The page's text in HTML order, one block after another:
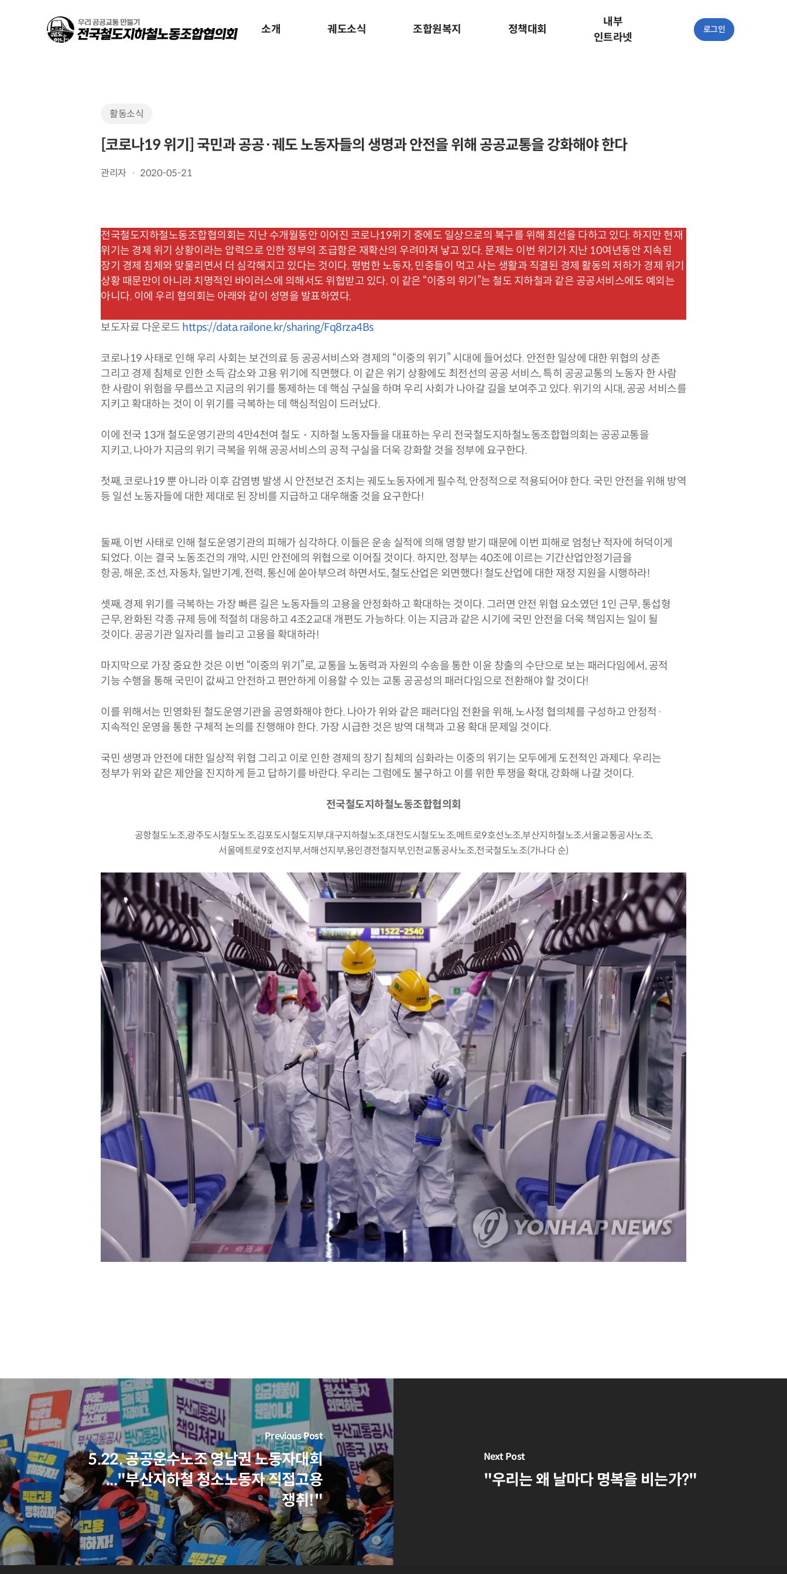
소개 궤도소식 조합원복지 정책대회
내부
인트라넷
로그인
활동소식
[코로나19 위기] 국민과 공공·궤도 노동자들의 생명과 안전을 위해 공공교통을 강화해야 한다
관리자 2020-05-21
전국철도지하철노동조합협의회는 지난 수개월동안 이어진 코로나19위기 중에도 일상으로의 복구를 위해 최선을 다하고 있다. 하지만 현재
위기는 경제 위기 상황이라는 압력으로 인한 정부의 조급함은 재확산의 우려마져 낳고 있다. 문제는 이번 위기가 지난 10여년동안 지속된
장기 경제 침체와 맞물리면서 더 심각해지고 있다는 것이다. 평범한 노동자, 민중들이 먹고 사는 생활과 직결된 경제 활동의 저하가 경제 위기
상황 때문만이 아니라 치명적인 바이러스에 의해서도 위협받고 있다. 이 같은 “이중의 위기”는 철도 지하철과 같은 공공서비스에도 예외는
아니다. 이에 우리 협의회는 아래와 같이 성명을 발표하였다.
보도자료 다운로드 https://data.railone.kr/sharing/Fq8rza4Bs
코로나19 사태로 인해 우리 사회는 보건의료 등 공공서비스와 경제의 “이중의 위기” 시대에 들어섰다. 안전한 일상에 대한 위협의 상존
그리고 경제 침체로 인한 소득 감소와 고용 위기에 직면했다. 이 같은 위기 상황에도 최전선의 공공 서비스, 특히 공공교통의 노동자 한 사람
한 사람이 위험을 무릅쓰고 지금의 위기를 통제하는 데 핵심 구실을 하며 우리 사회가 나아갈 길을 보여주고 있다. 위기의 시대, 공공 서비스를
지키고 확대하는 것이 이 위기를 극복하는 데 핵심적임이 드러났다.
이에 전국 13개 철도운영기관의 4만4천여 철도・지하철 노동자들을 대표하는 우리 전국철도지하철노동조합협의회는 공공교통을
지키고, 나아가 지금의 위기 극복을 위해 공공서비스의 공적 구실을 더욱 강화할 것을 정부에 요구한다.
첫째, 코로나19 뿐 아니라 이후 감염병 발생 시 안전보건 조치는 궤도노동자에게 필수적, 안정적으로 적용되어야 한다. 국민 안전을 위해 방역
등 일선 노동자들에 대한 제대로 된 장비를 지급하고 대우해줄 것을 요구한다!
둘째, 이번 사태로 인해 철도운영기관의 피해가 심각하다. 이들은 운송 실적에 의해 영향 받기 때문에 이번 피해로 엄청난 적자에 허덕이게
되었다. 이는 결국 노동조건의 개악, 시민 안전에의 위협으로 이어질 것이다. 하지만, 정부는 40조에 이르는 기간산업안정기금을
항공, 해운, 조선, 자동차, 일반기계, 전력, 통신에 쏟아부으려 하면서도, 철도산업은 외면했다! 철도산업에 대한 재정 지원을 시행하라!
셋째, 경제 위기를 극복하는 가장 빠른 길은 노동자들의 고용을 안정화하고 확대하는 것이다. 그러면 안전 위협 요소였던 1인 근무, 통섭형
근무, 완화된 각종 규제 등에 적절히 대응하고 4조2교대 개편도 가능하다. 이는 지금과 같은 시기에 국민 안전을 더욱 책임지는 일이 될
것이다. 공공기관 일자리를 늘리고 고용을 확대하라!
마지막으로 가장 중요한 것은 이번 “이중의 위기”로, 교통을 노동력과 자원의 수송을 통한 이윤 창출의 수단으로 보는 패러다임에서, 공적
기능 수행을 통해 국민이 값싸고 안전하고 편안하게 이용할 수 있는 교통 공공성의 패러다임으로 전환해야 할 것이다!
이를 위해서는 민영화된 철도운영기관을 공영화해야 한다. 나아가 위와 같은 패러다임 전환을 위해, 노사정 협의체를 구성하고 안정적·
지속적인 운영을 통한 구체적 논의를 진행해야 한다. 가장 시급한 것은 방역 대책과 고용 확대 문제일 것이다.
국민 생명과 안전에 대한 일상적 위협 그리고 이로 인한 경제의 장기 침체의 심화라는 이중의 위기는 모두에게 도전적인 과제다. 우리는
정부가 위와 같은 제안을 진지하게 듣고 답하기를 바란다. 우리는 그럼에도 불구하고 이를 위한 투쟁을 확대, 강화해 나갈 것이다.
전국철도지하철노동조합협의회
공항철도노조,광주도시철도노조,김포도시철도지부,대구지하철노조,대전도시철도노조,메트로9호선노조,부산지하철노조,서울교통공사노조,
서울메트로9호선지부,서해선지부,용인경전철지부,인천교통공사노조,전국철도노조(가나다 순)
Previous Post
5.22. 공공운수노조 영남권 노동자대회
..."부산지하철 청소노동자 직접고용
쟁취!"
Next Post
"우리는 왜 날마다 명복을 비는가?"